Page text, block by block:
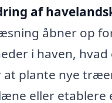
af
åbner op
i haven, hvad
at plante nye
eller etablere